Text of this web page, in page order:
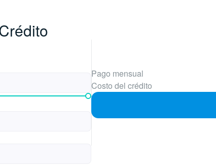
Pago mensual
Costo del crédito